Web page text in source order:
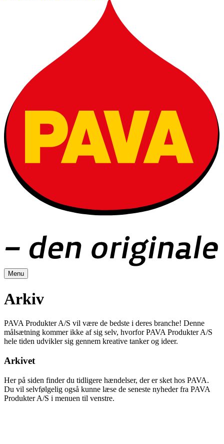
Menu
Arkiv
PAVA Produkter A/S vil være de bedste i deres branche! Denne
målsætning kommer ikke af sig selv, hvorfor PAVA Produkter A/S
hele tiden udvikler sig gennem kreative tanker og ideer.
Arkivet
Her på siden finder du tidligere hændelser, der er sket hos PAVA.
Du vil selvfølgelig også kunne læse de seneste nyheder fra PAVA
Produkter A/S i menuen til venstre.